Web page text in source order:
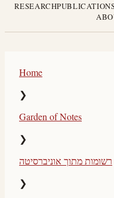
RESEARCH
Home
❯
Garden of Notes
❯
רשומות מתוך אוניברסיטה
❯